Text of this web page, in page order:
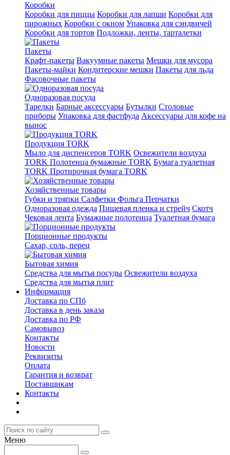
Коробки
Коробки для пиццы Коробки для лапши Коробки для
пирожных Коробки с окном Упаковка для сэндвичей
Коробки для тортов Подложки, ленты, тарталетки
Пакеты
Крафт-пакеты Вакуумные пакеты Мешки для мусора
Пакеты-майки Кондитерские мешки Пакеты для льда
Фасовочные пакеты
Одноразовая посуда
Тарелки Барные аксессуары Бутылки Столовые
приборы Упаковка для фастфуда Аксессуары для кофе на
вынос
Продукция TORK
Мыло для диспенсеров TORK Освежители воздуха
TORK Полотенца бумажные TORK Бумага туалетная
TORK Протирочная бумага TORK
Хозяйственные товары
Губки и тряпки Салфетки Фольга Перчатки
Одноразовая одежда Пищевая пленка и стрейч Скотч
Чековая лента Бумажные полотенца Туалетная бумага
Порционные продукты
Сахар, соль, перец
Бытовая химия
Средства для мытья посуды Освежители воздуха
Средства для мытья плит
Информация
Доставка по СПб
Доставка в день заказа
Доставка по РФ
Самовывоз
Контакты
Новости
Реквизиты
Оплата
Гарантия и возврат
Поставщикам
Контакты
Меню